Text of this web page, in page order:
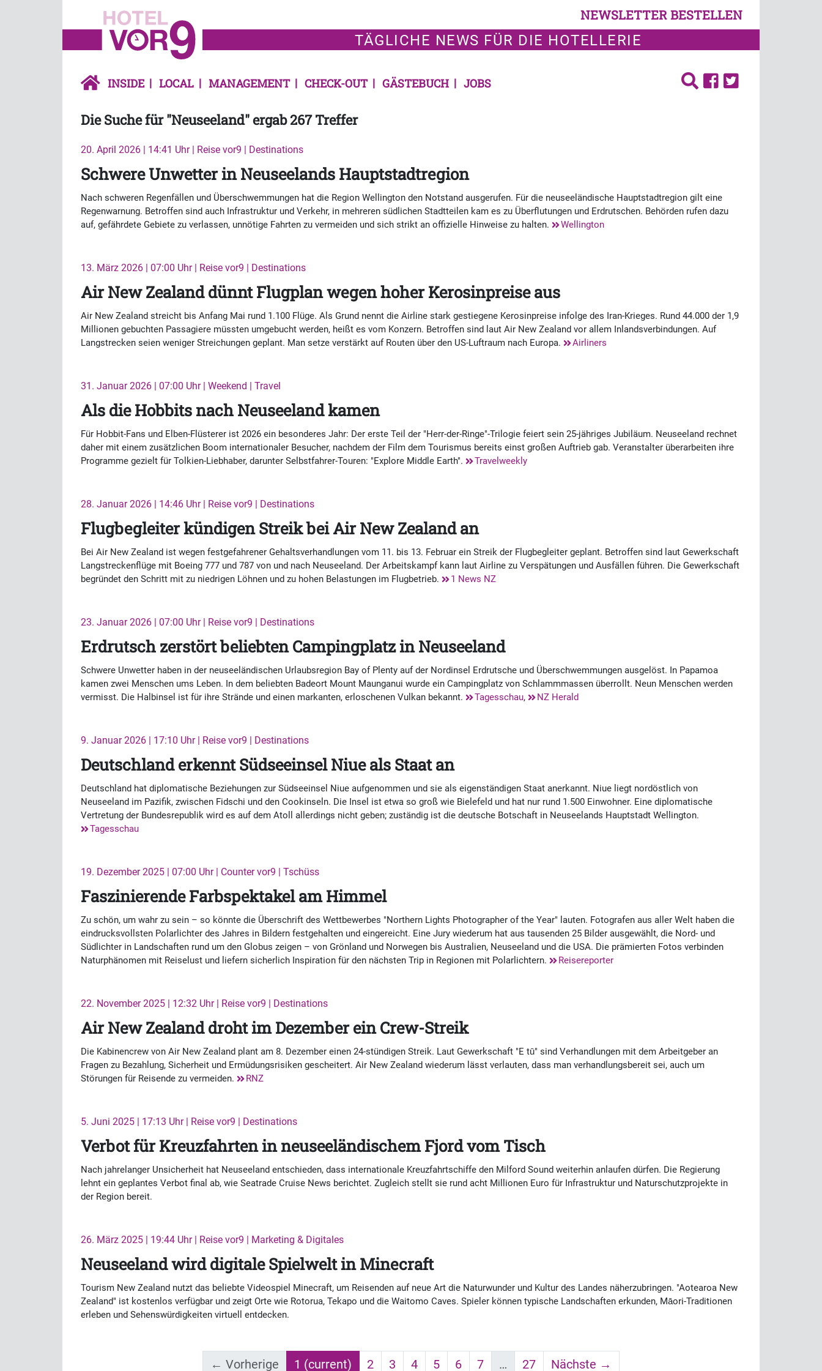
NEWSLETTER BESTELLEN
TÄGLICHE NEWS FÜR DIE HOTELLERIE
INSIDE LOCAL MANAGEMENT CHECK-OUT GÄSTEBUCH JOBS
Die Suche für "Neuseeland" ergab 267 Treffer
20. April 2026 | 14:41 Uhr | Reise vor9 | Destinations
Schwere Unwetter in Neuseelands Hauptstadtregion
Nach schweren Regenfällen und Überschwemmungen hat die Region Wellington den Notstand ausgerufen. Für die neuseeländische Hauptstadtregion gilt eine
Regenwarnung. Betroffen sind auch Infrastruktur und Verkehr, in mehreren südlichen Stadtteilen kam es zu Überflutungen und Erdrutschen. Behörden rufen dazu
auf, gefährdete Gebiete zu verlassen, unnötige Fahrten zu vermeiden und sich strikt an offizielle Hinweise zu halten.
Wellington
13. März 2026 | 07:00 Uhr | Reise vor9 | Destinations
Air New Zealand dünnt Flugplan wegen hoher Kerosinpreise aus
Air New Zealand streicht bis Anfang Mai rund 1.100 Flüge. Als Grund nennt die Airline stark gestiegene Kerosinpreise infolge des Iran-Krieges. Rund 44.000 der 1,9
Millionen gebuchten Passagiere müssten umgebucht werden, heißt es vom Konzern. Betroffen sind laut Air New Zealand vor allem Inlandsverbindungen. Auf
Langstrecken seien weniger Streichungen geplant. Man setze verstärkt auf Routen über den US-Luftraum nach Europa.
Airliners
31. Januar 2026 | 07:00 Uhr | Weekend | Travel
Als die Hobbits nach Neuseeland kamen
Für Hobbit-Fans und Elben-Flüsterer ist 2026 ein besonderes Jahr: Der erste Teil der "Herr-der-Ringe"-Trilogie feiert sein 25-jähriges Jubiläum. Neuseeland rechnet
daher mit einem zusätzlichen Boom internationaler Besucher, nachdem der Film dem Tourismus bereits einst großen Auftrieb gab. Veranstalter überarbeiten ihre
Programme gezielt für Tolkien-Liebhaber, darunter Selbstfahrer-Touren: "Explore Middle Earth".
Travelweekly
28. Januar 2026 | 14:46 Uhr | Reise vor9 | Destinations
Flugbegleiter kündigen Streik bei Air New Zealand an
Bei Air New Zealand ist wegen festgefahrener Gehaltsverhandlungen vom 11. bis 13. Februar ein Streik der Flugbegleiter geplant. Betroffen sind laut Gewerkschaft
Langstreckenflüge mit Boeing 777 und 787 von und nach Neuseeland. Der Arbeitskampf kann laut Airline zu Verspätungen und Ausfällen führen. Die Gewerkschaft
begründet den Schritt mit zu niedrigen Löhnen und zu hohen Belastungen im Flugbetrieb.
1 News NZ
23. Januar 2026 | 07:00 Uhr | Reise vor9 | Destinations
Erdrutsch zerstört beliebten Campingplatz in Neuseeland
Schwere Unwetter haben in der neuseeländischen Urlaubsregion Bay of Plenty auf der Nordinsel Erdrutsche und Überschwemmungen ausgelöst. In Papamoa
kamen zwei Menschen ums Leben. In dem beliebten Badeort Mount Maunganui wurde ein Campingplatz von Schlammmassen überrollt. Neun Menschen werden
vermisst. Die Halbinsel ist für ihre Strände und einen markanten, erloschenen Vulkan bekannt.
Tagesschau, NZ Herald
9. Januar 2026 | 17:10 Uhr | Reise vor9 | Destinations
Deutschland erkennt Südseeinsel Niue als Staat an
Deutschland hat diplomatische Beziehungen zur Südseeinsel Niue aufgenommen und sie als eigenständigen Staat anerkannt. Niue liegt nordöstlich von
Neuseeland im Pazifik, zwischen Fidschi und den Cookinseln. Die Insel ist etwa so groß wie Bielefeld und hat nur rund 1.500 Einwohner. Eine diplomatische
Vertretung der Bundesrepublik wird es auf dem Atoll allerdings nicht geben; zuständig ist die deutsche Botschaft in Neuseelands Hauptstadt Wellington.
Tagesschau
19. Dezember 2025 | 07:00 Uhr | Counter vor9 | Tschüss
Faszinierende Farbspektakel am Himmel
Zu schön, um wahr zu sein – so könnte die Überschrift des Wettbewerbes "Northern Lights Photographer of the Year" lauten. Fotografen aus aller Welt haben die
eindrucksvollsten Polarlichter des Jahres in Bildern festgehalten und eingereicht. Eine Jury wiederum hat aus tausenden 25 Bilder ausgewählt, die Nord- und
Südlichter in Landschaften rund um den Globus zeigen – von Grönland und Norwegen bis Australien, Neuseeland und die USA. Die prämierten Fotos verbinden
Naturphänomen mit Reiselust und liefern sicherlich Inspiration für den nächsten Trip in Regionen mit Polarlichtern.
Reisereporter
22. November 2025 | 12:32 Uhr | Reise vor9 | Destinations
Air New Zealand droht im Dezember ein Crew-Streik
Die Kabinencrew von Air New Zealand plant am 8. Dezember einen 24-stündigen Streik. Laut Gewerkschaft "E tū" sind Verhandlungen mit dem Arbeitgeber an
Fragen zu Bezahlung, Sicherheit und Ermüdungsrisiken gescheitert. Air New Zealand wiederum lässt verlauten, dass man verhandlungsbereit sei, auch um
Störungen für Reisende zu vermeiden.
RNZ
5. Juni 2025 | 17:13 Uhr | Reise vor9 | Destinations
Verbot für Kreuzfahrten in neuseeländischem Fjord vom Tisch
Nach jahrelanger Unsicherheit hat Neuseeland entschieden, dass internationale Kreuzfahrtschiffe den Milford Sound weiterhin anlaufen dürfen. Die Regierung
lehnt ein geplantes Verbot final ab, wie Seatrade Cruise News berichtet. Zugleich stellt sie rund acht Millionen Euro für Infrastruktur und Naturschutzprojekte in
der Region bereit.
26. März 2025 | 19:44 Uhr | Reise vor9 | Marketing & Digitales
Neuseeland wird digitale Spielwelt in Minecraft
Tourism New Zealand nutzt das beliebte Videospiel Minecraft, um Reisenden auf neue Art die Naturwunder und Kultur des Landes näherzubringen. "Aotearoa New
Zealand" ist kostenlos verfügbar und zeigt Orte wie Rotorua, Tekapo und die Waitomo Caves. Spieler können typische Landschaften erkunden, Māori-Traditionen
erleben und Sehenswürdigkeiten virtuell entdecken.
← Vorherige 1 (current) 2 3 4 5 6 7 … 27 Nächste →